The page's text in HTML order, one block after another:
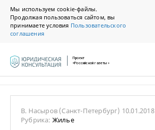
Мы используем cookie-файлы.
Продолжая пользоваться сайтом, вы
принимаете условия Пользовательского
соглашения
Проект
«Российской газеты»
В. Насыров (Санкт-Петербург) 10.01.2018
Рубрика: Жилье